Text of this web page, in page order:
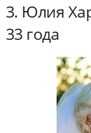
3. Юлия
33 года